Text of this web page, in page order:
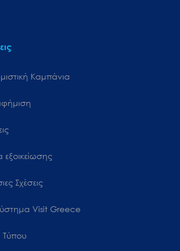
Καμπάνια
εξοικείωσης
Σχέσεις
Visit Greece
Τύπου